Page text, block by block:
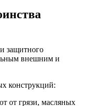
защитного
внешним и
конструкций:
от грязи, масляных